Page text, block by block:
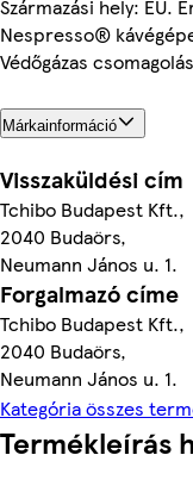
Származási hely: EU.
Nespresso®
Védőgázas
Márkainformáció
Visszaküldési cím
Tchibo Budapest Kft.,
2040 Budaörs,
Neumann János u. 1.
Forgalmazó címe
Tchibo Budapest Kft.,
2040 Budaörs,
Neumann János u. 1.
Kategória összes
Termékleírás